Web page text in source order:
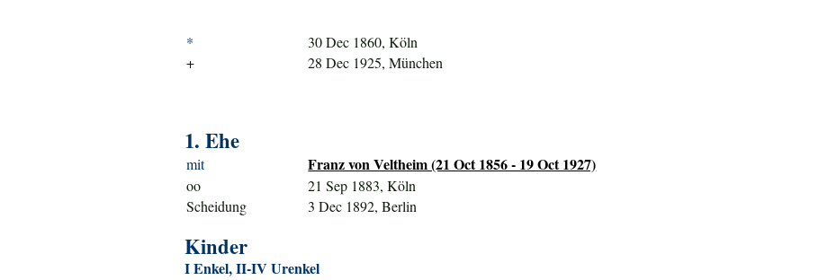
*
30 Dec 1860, Köln
+
28 Dec 1925, München
1. Ehe
mit Franz von Veltheim (21 Oct 1856 - 19 Oct 1927)
oo
21 Sep 1883, Köln
Scheidung
3 Dec 1892, Berlin
Kinder
I Enkel, II-IV Urenkel